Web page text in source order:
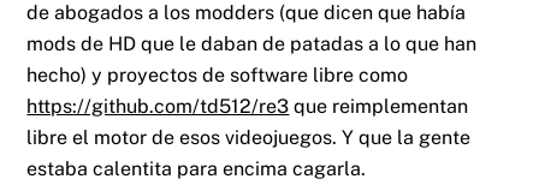
de abogados a los modders (que dicen que había
mods de HD que le daban de patadas a lo que han
hecho) y proyectos de software libre como
https://github.com/td512/re3 que reimplementan
libre el motor de esos videojuegos. Y que la gente
estaba calentita para encima cagarla.